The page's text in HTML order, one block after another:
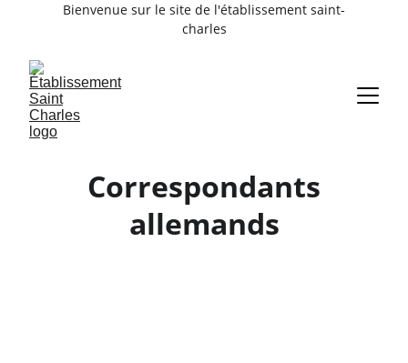
Bienvenue sur le site de l'établissement saint-
charles
Correspondants
allemands